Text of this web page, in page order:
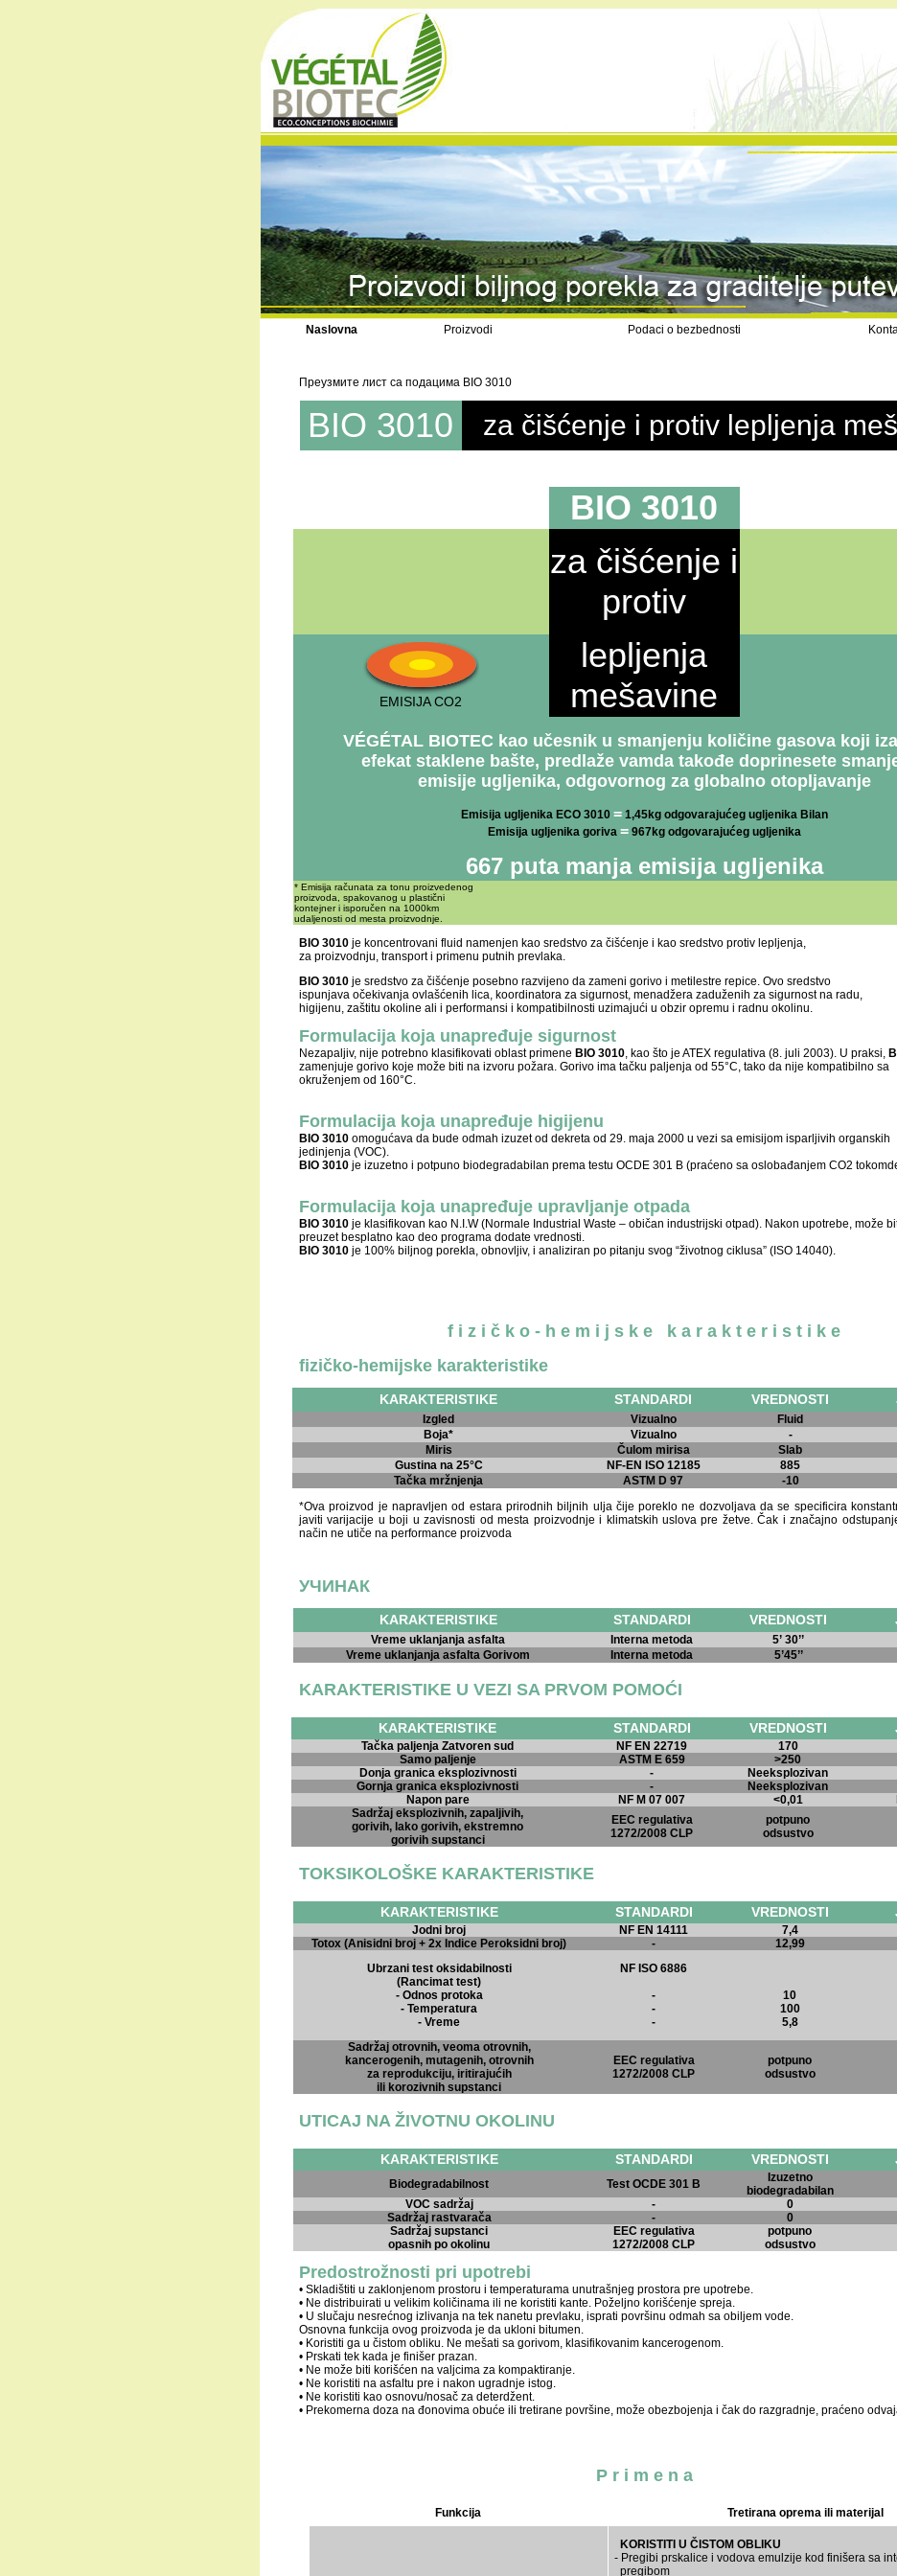
Naslovna Proizvodi Podaci o bezbednosti
Преузмите лист са подацима BIO 3010
BIO 3010 za čišćenje i protiv lepljenja
BIO 3010
za čišćenje i
protiv
EMISIJA CO2
lepljenja
mešavine
VÉGÉTAL BIOTEC kao učesnik u smanjenju količine gasova koji
efekat staklene bašte, predlaže vamda takođe doprinesete
emisije ugljenika, odgovornog za globalno otopljavanje
Emisija ugljenika ECO 3010 =1,45kg odgovarajućeg ugljenika Bilan
Emisija ugljenika goriva =967kg odgovarajućeg ugljenika
667 puta manja emisija ugljenika
* Emisija računata za tonu proizvedenog
proizvoda, spakovanog u plastični
kontejner i isporučen na 1000km
udaljenosti od mesta proizvodnje.
BIO 3010 je koncentrovani fluid namenjen kao sredstvo za čišćenje i kao sredstvo protiv lepljenja,
za proizvodnju, transport i primenu putnih prevlaka.
BIO 3010 je sredstvo za čišćenje posebno razvijeno da zameni gorivo i metilestre repice. Ovo sredstvo
ispunjava očekivanja ovlašćenih lica, koordinatora za sigurnost, menadžera zaduženih za sigurnost na radu,
higijenu, zaštitu okoline ali i performansi i kompatibilnosti uzimajući u obzir opremu i radnu okolinu.
Formulacija koja unapređuje sigurnost
Nezapaljiv, nije potrebno klasifikovati oblast primene BIO 3010, kao što je ATEX regulativa (8. juli 2003). U praksi,
zamenjuje gorivo koje može biti na izvoru požara. Gorivo ima tačku paljenja od 55°C, tako da nije kompatibilno sa
okruženjem od 160°C.
Formulacija koja unapređuje higijenu
BIO 3010 omogućava da bude odmah izuzet od dekreta od 29. maja 2000 u vezi sa emisijom isparljivih organskih
jedinjenja (VOC).
BIO 3010 je izuzetno i potpuno biodegradabilan prema testu OCDE 301 B (praćeno sa oslobađanjem CO2
Formulacija koja unapređuje upravljanje otpada
BIO 3010 je klasifikovan kao N.I.W (Normale Industrial Waste – običan industrijski otpad). Nakon upotrebe, može
preuzet besplatno kao deo programa dodate vrednosti.
BIO 3010 je 100% biljnog porekla, obnovljiv, i analiziran po pitanju svog “životnog ciklusa” (ISO 14040).
f i z i č k o - h e m i j s k e k a r a k t e r i s t i k e
fizičko-hemijske karakteristike
KARAKTERISTIKE STANDARDI VREDNOSTI
Izgled Vizualno Fluid
Boja*
Vizualno -
Miris
Čulom mirisa Slab
Gustina na 25°C
NF-EN ISO 12185 885
Tačka mržnjenja
ASTM D 97 -10
*Ova proizvod je napravljen od estara prirodnih biljnih ulja čije poreklo ne dozvoljava da se specificira
javiti varijacije u boji u zavisnosti od mesta proizvodnje i klimatskih uslova pre žetve. Čak i značajno
način ne utiče na performance proizvoda
УЧИНАК
KARAKTERISTIKE STANDARDI VREDNOSTI
Vreme uklanjanja asfalta Interna metoda 5’ 30’’
Vreme uklanjanja asfalta Gorivom
Interna metoda 5’45’’
KARAKTERISTIKE U VEZI SA PRVOM POMOĆI
KARAKTERISTIKE STANDARDI VREDNOSTI
Tačka paljenja Zatvoren sud NF EN 22719 170
Samo paljenje
ASTM E 659 >250
Donja granica eksplozivnosti
- Neeksplozivan
Gornja granica eksplozivnosti
- Neeksplozivan
Napon pare
NF M 07 007 <0,01
Sadržaj eksplozivnih, zapaljivih,
gorivih, lako gorivih, ekstremno
gorivih supstanci
EEC regulativa
1272/2008 CLP
potpuno
odsustvo
TOKSIKOLOŠKE KARAKTERISTIKE
KARAKTERISTIKE STANDARDI VREDNOSTI
Jodni broj NF EN 14111 7,4
Totox (Anisidni broj + 2x Indice Peroksidni broj)
- 12,99
Ubrzani test oksidabilnosti
(Rancimat test)
- Odnos protoka
- Temperatura
- Vreme
NF ISO 6886
-
-
-
10
100
5,8
Sadržaj otrovnih, veoma otrovnih,
kancerogenih, mutagenih, otrovnih
za reprodukciju, iritirajućih
ili korozivnih supstanci
EEC regulativa
1272/2008 CLP
potpuno
odsustvo
UTICAJ NA ŽIVOTNU OKOLINU
KARAKTERISTIKE STANDARDI VREDNOSTI
Biodegradabilnost Test OCDE 301 B
Izuzetno
biodegradabilan
VOC sadržaj
- 0
Sadržaj rastvarača
- 0
Sadržaj supstanci
opasnih po okolinu
EEC regulativa
1272/2008 CLP
potpuno
odsustvo
Predostrožnosti pri upotrebi
• Skladištiti u zaklonjenom prostoru i temperaturama unutrašnjeg prostora pre upotrebe.
• Ne distribuirati u velikim količinama ili ne koristiti kante. Poželjno korišćenje spreja.
• U slučaju nesrećnog izlivanja na tek nanetu prevlaku, isprati površinu odmah sa obiljem vode.
Osnovna funkcija ovog proizvoda je da ukloni bitumen.
• Koristiti ga u čistom obliku. Ne mešati sa gorivom, klasifikovanim kancerogenom.
• Prskati tek kada je finišer prazan.
• Ne može biti korišćen na valjcima za kompaktiranje.
• Ne koristiti na asfaltu pre i nakon ugradnje istog.
• Ne koristiti kao osnovu/nosač za deterdžent.
• Prekomerna doza na đonovima obuće ili tretirane površine, može obezbojenja i čak do razgradnje, praćeno
P r i m e n a
Funkcija Tretirana oprema ili materijal
KORISTITI U ČISTOM OBLIKU
- Pregibi prskalice i vodova emulzije kod finišera sa
pregibom